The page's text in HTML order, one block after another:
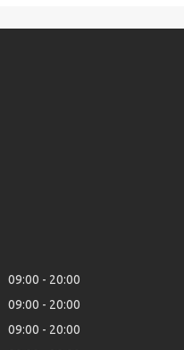
09:00
20:00
09:00
20:00
09:00
20:00